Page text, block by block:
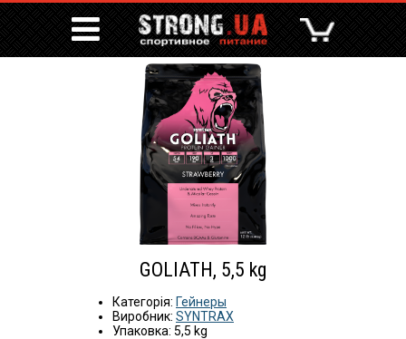
GOLIATH, 5,5 kg
Категорія: Гейнеры
Виробник: SYNTRAX
Упаковка: 5,5 kg